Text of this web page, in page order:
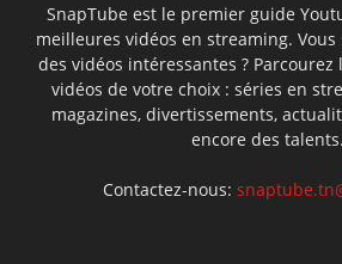
SnapTube est le premier guide
meilleures vidéos en streaming.
des vidéos intéressantes ?
vidéos de votre choix : séries en
magazines, divertissements,
encore des talents.
Contactez-nous: